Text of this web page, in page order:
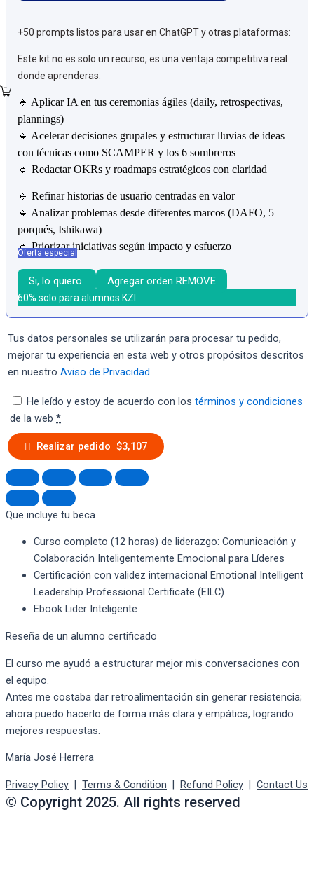
+50 prompts listos para usar en ChatGPT y otras plataformas:
Este kit no es solo un recurso, es una ventaja competitiva real
donde aprenderas:
🔹 Aplicar IA en tus ceremonias ágiles (daily, retrospectivas,
plannings)
🔹 Acelerar decisiones grupales y estructurar lluvias de ideas
con técnicas como SCAMPER y los 6 sombreros
🔹 Redactar OKRs y roadmaps estratégicos con claridad
🔹 Refinar historias de usuario centradas en valor
🔹 Analizar problemas desde diferentes marcos (DAFO, 5
porqués, Ishikawa)
🔹 Priorizar iniciativas según impacto y esfuerzo
Oferta especial
Si, lo quiero Agregar orden REMOVE
60% solo para alumnos KZI
Tus datos personales se utilizarán para procesar tu pedido,
mejorar tu experiencia en esta web y otros propósitos descritos
en nuestro Aviso de Privacidad.
He leído y estoy de acuerdo con los términos y condiciones
de la web *
Realizar pedido $3,107
Que incluye tu beca
Curso completo (12 horas) de liderazgo: Comunicación y
Colaboración Inteligentemente Emocional para Líderes
Certificación con validez internacional Emotional Intelligent
Leadership Professional Certificate (EILC)
Ebook Lider Inteligente
Reseña de un alumno certificado
El curso me ayudó a estructurar mejor mis conversaciones con
el equipo.
Antes me costaba dar retroalimentación sin generar resistencia;
ahora puedo hacerlo de forma más clara y empática, logrando
mejores respuestas.
María José Herrera
Privacy Policy | Terms & Condition | Refund Policy | Contact Us
© Copyright 2025. All rights reserved